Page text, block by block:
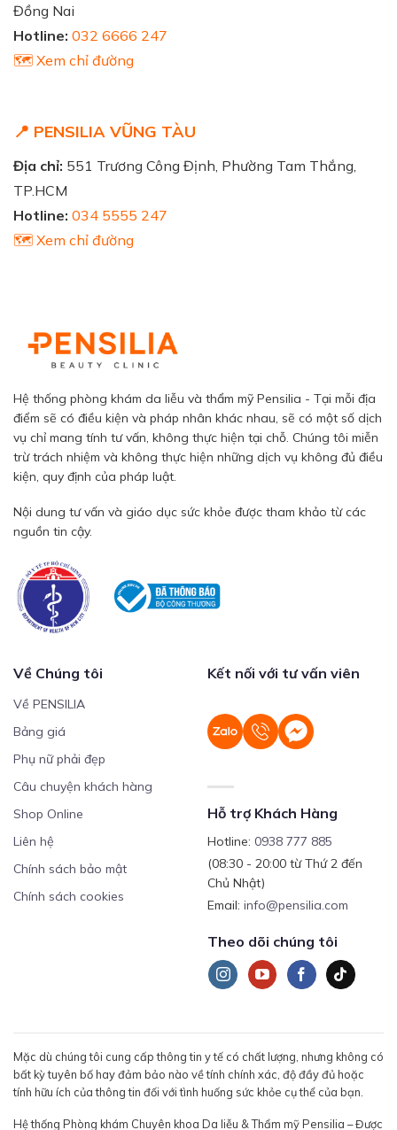
Đồng Nai
Hotline: 032 6666 247
🗺️ Xem chỉ đường
📍 PENSILIA VŨNG TÀU
Địa chỉ: 551 Trương Công Định, Phường Tam Thắng,
TP.HCM
Hotline: 034 5555 247
🗺️ Xem chỉ đường
Hệ thống phòng khám da liễu và thẩm mỹ Pensilia - Tại mỗi địa
điểm sẽ có điều kiện và pháp nhân khác nhau, sẽ có một số dịch
vụ chỉ mang tính tư vấn, không thực hiện tại chỗ. Chúng tôi miễn
trừ trách nhiệm và không thực hiện những dịch vụ không đủ điều
kiện, quy định của pháp luật.
Nội dung tư vấn và giáo dục sức khỏe được tham khảo từ các
nguồn tin cậy.
Về Chúng tôi
Về PENSILIA
Bảng giá
Phụ nữ phải đẹp
Câu chuyện khách hàng
Shop Online
Liên hệ
Chính sách bảo mật
Chính sách cookies
Kết nối với tư vấn viên
Hỗ trợ Khách Hàng
Hotline: 0938 777 885
(08:30 - 20:00 từ Thứ 2 đến
Chủ Nhật)
Email: info@pensilia.com
Theo dõi chúng tôi
Mặc dù chúng tôi cung cấp thông tin y tế có chất lượng, nhưng không có
bất kỳ tuyên bố hay đảm bảo nào về tính chính xác, độ đầy đủ hoặc
tính hữu ích của thông tin đối với tình huống sức khỏe cụ thể của bạn.
Hệ thống Phòng khám Chuyên khoa Da liễu & Thẩm mỹ Pensilia – Được